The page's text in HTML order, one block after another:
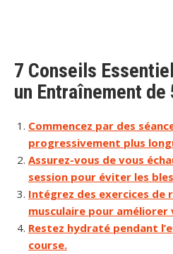
7 Conseils
un Entraînement de
Commencez par des
progressivement plus
Assurez-vous de vous
session pour éviter les
Intégrez des exercices de
musculaire pour
Restez hydraté pendant
course.